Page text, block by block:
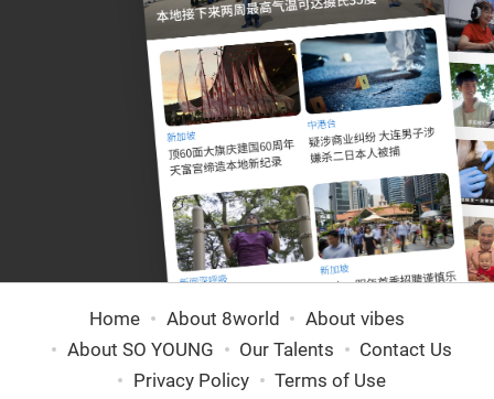
Home About 8world
About vibes
About SO YOUNG
Our Talents
Contact Us
Privacy Policy
Terms of Use